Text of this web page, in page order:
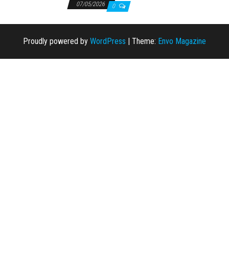
07/05/2026 0
Proudly powered by WordPress Theme: Envo Magazine